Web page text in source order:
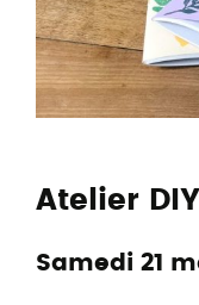
Atelier
Samedi 21